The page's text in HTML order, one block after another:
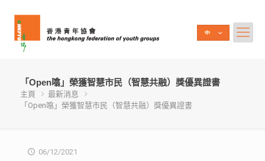
「Open噏」榮獲智慧市民（智慧共融）獎優異證書
主頁
最新消息
「Open噏」榮獲智慧市民（智慧共融）獎優異證書
06/12/2021